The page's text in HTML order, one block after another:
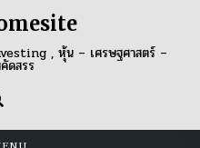
, หุ้น – เศรษฐศาสตร์ –
ดสรร